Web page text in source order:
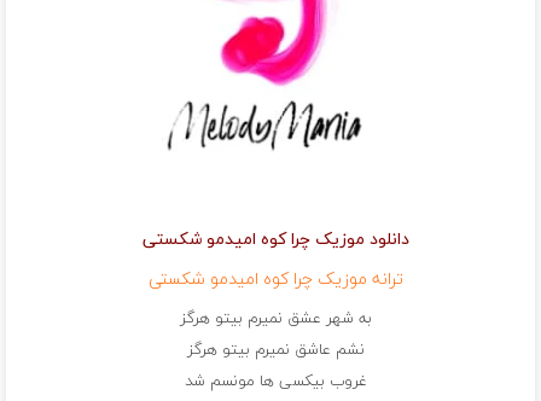
دانلود موزیک چرا كوه اميدمو شكستی
ترانه موزیک چرا كوه اميدمو شكستی
به شهر عشق نمیرم بيتو هرگز
نشم عاشق نمیرم بيتو هرگز
غروب بیكسی ها مونسم شد